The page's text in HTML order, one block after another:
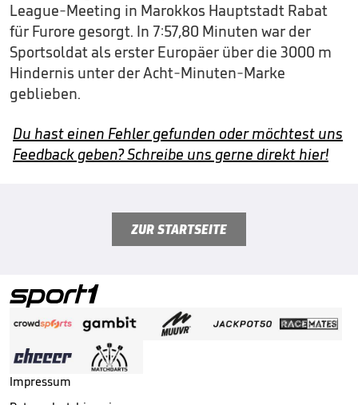
League-Meeting in Marokkos Hauptstadt Rabat
für Furore gesorgt. In 7:57,80 Minuten war der
Sportsoldat als erster Europäer über die 3000 m
Hindernis unter der Acht-Minuten-Marke
geblieben.
Du hast einen Fehler gefunden oder möchtest uns
Feedback geben? Schreibe uns gerne direkt hier!
ZUR STARTSEITE
Impressum